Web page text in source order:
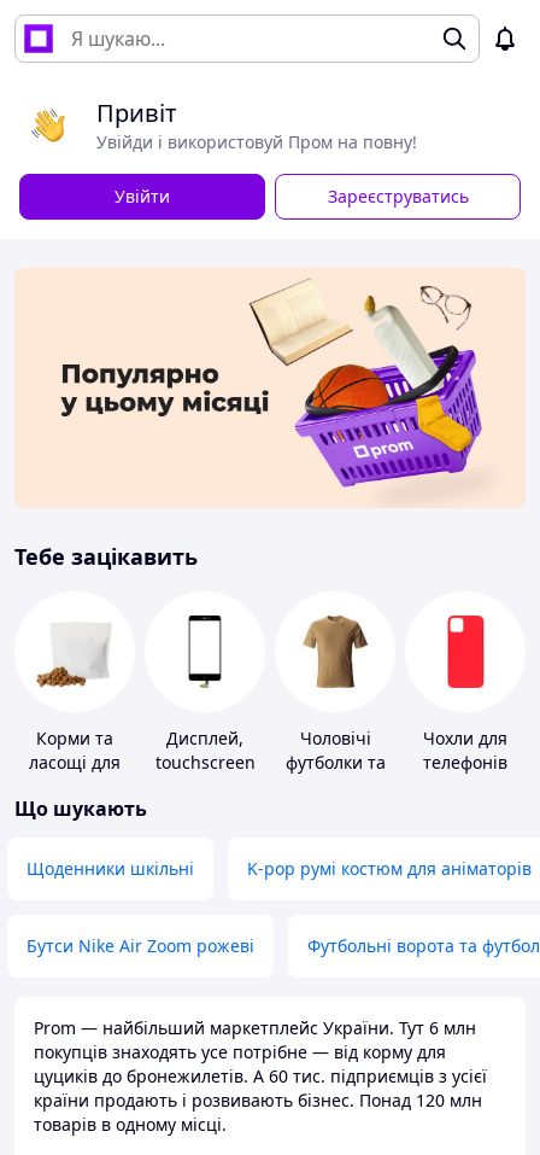
Привіт
Увійди і використовуй Пром на повну!
Увійти Зареєструватись
Тебе зацікавить
Корми та
ласощі для
тварин і
Дисплей,
touchscreen
Чоловічі
футболки та
Чохли для
телефонів
Що шукають
Щоденники шкільні K-pop румі костюм для аніматорів
Бутси Nike Air Zoom рожеві Футбольні ворота та
Prom — найбільший маркетплейс України. Тут 6 млн
покупців знаходять усе потрібне — від корму для
цуциків до бронежилетів. А 60 тис. підприємців з усієї
країни продають і розвивають бізнес. Понад 120 млн
товарів в одному місці.